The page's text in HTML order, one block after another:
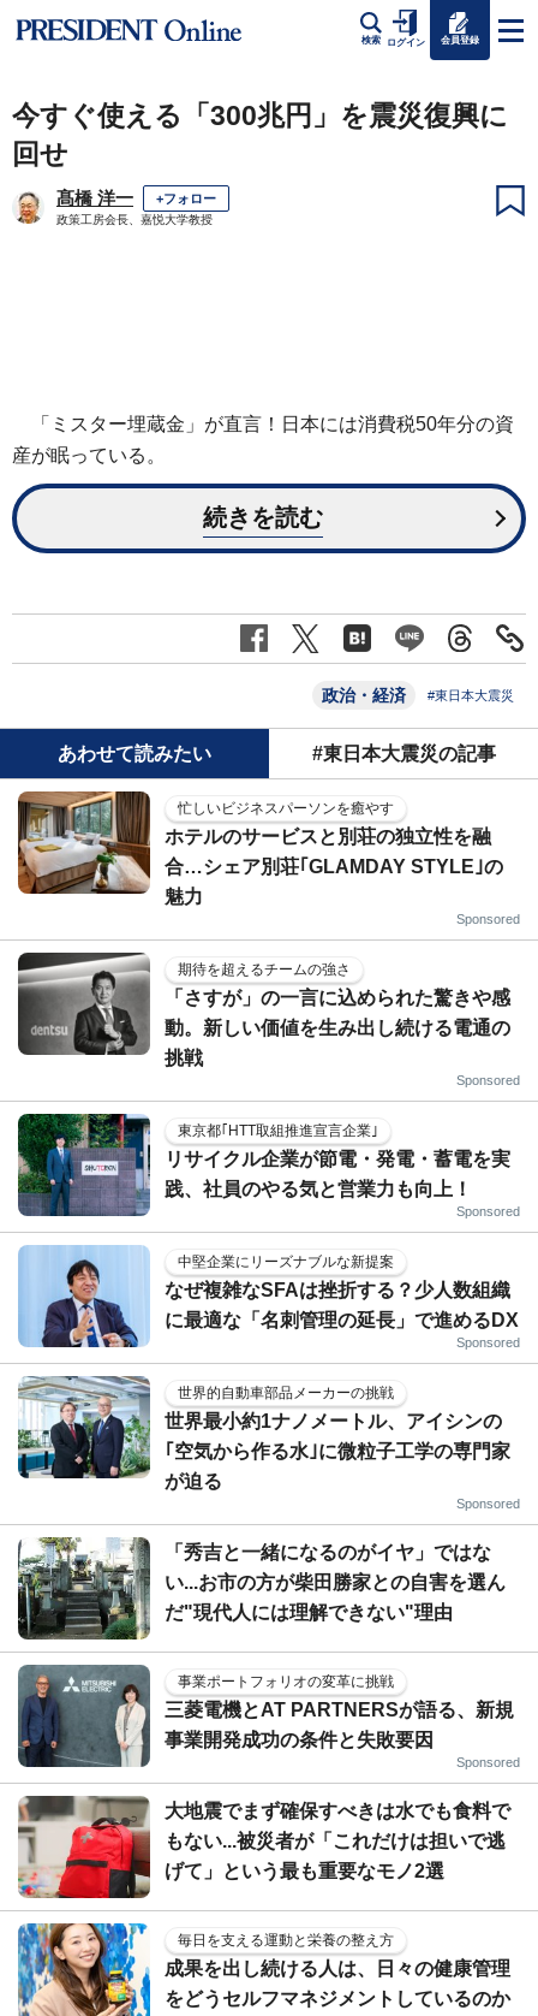
検索 ログイン 会員登録
今すぐ使える「300兆円」を震災復興に
回せ
髙橋 洋一 +フォロー
政策工房会長、嘉悦大学教授
「ミスター埋蔵金」が直言！日本には消費税50年分の資
産が眠っている。
続きを読む
政治・経済 #東日本大震災
あわせて読みたい #東日本大震災の記事
忙しいビジネスパーソンを癒やす
ホテルのサービスと別荘の独立性を融
合…シェア別荘｢GLAMDAY STYLE｣の
魅力
Sponsored
期待を超えるチームの強さ
「さすが」の一言に込められた驚きや感
動。新しい価値を生み出し続ける電通の
挑戦
Sponsored
東京都｢HTT取組推進宣言企業｣
リサイクル企業が節電・発電・蓄電を実
践、社員のやる気と営業力も向上！
Sponsored
中堅企業にリーズナブルな新提案
なぜ複雑なSFAは挫折する？少人数組織
に最適な「名刺管理の延長」で進めるDX
Sponsored
世界的自動車部品メーカーの挑戦
世界最小約1ナノメートル、アイシンの
｢空気から作る水｣に微粒子工学の専門家
が迫る
Sponsored
「秀吉と一緒になるのがイヤ」ではな
い...お市の方が柴田勝家との自害を選ん
だ"現代人には理解できない"理由
事業ポートフォリオの変革に挑戦
三菱電機とAT PARTNERSが語る、新規
事業開発成功の条件と失敗要因
Sponsored
大地震でまず確保すべきは水でも食料で
もない...被災者が「これだけは担いで逃
げて」という最も重要なモノ2選
毎日を支える運動と栄養の整え方
成果を出し続ける人は、日々の健康管理
をどうセルフマネジメントしているのか